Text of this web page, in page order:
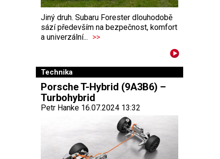
Jiný druh. Subaru Forester dlouhodobě
sází především na bezpečnost, komfort
a univerzální... >>
Technika
Porsche T-Hybrid (9A3B6) –
Turbohybrid
Petr Hanke 16.07.2024 13:32